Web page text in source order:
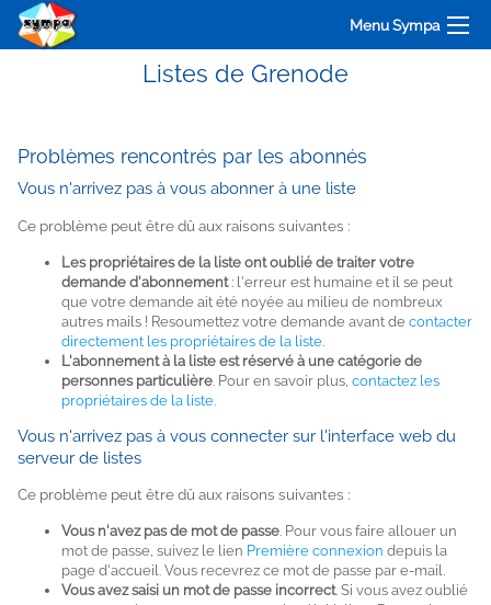
Menu Sympa
Listes de Grenode
Problèmes rencontrés par les abonnés
Vous n'arrivez pas à vous abonner à une liste
Ce problème peut être dû aux raisons suivantes :
Les propriétaires de la liste ont oublié de traiter votre
demande d'abonnement: l'erreur est humaine et il se peut
que votre demande ait été noyée au milieu de nombreux
autres mails ! Resoumettez votre demande avant de contacter
directement les propriétaires de la liste
L'abonnement à la liste est réservé à une catégorie de
personnes particulière . Pour en savoir plus, contactez les
propriétaires de la liste
Vous n'arrivez pas à vous connecter sur l'interface web du
serveur de listes
Ce problème peut être dû aux raisons suivantes :
Vous n'avez pas de mot de passe . Pour vous faire allouer un
mot de passe, suivez le lien Première connexion depuis la
page d'accueil. Vous recevrez ce mot de passe par e-mail.
Vous avez saisi un mot de passe incorrect. Si vous avez oublié